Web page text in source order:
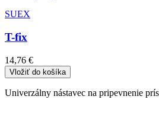
SUEX
T-fix
14,76 €
Vložiť do košíka
Univerzálny nástavec na pripevnenie